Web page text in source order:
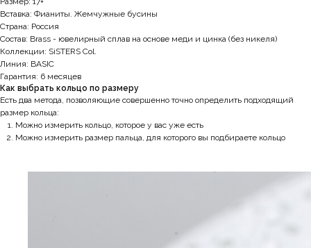
Вставка: Фианиты. Жемчужные бусины
Страна: Россия
Состав: Brass - ювелирный сплав на основе меди и цинка (без никеля)
Коллекции: SiSTERS Col.
Линия: BASIC
Гарантия: 6 месяцев
Как выбрать кольцо по размеру
Есть два метода, позволяющие совершенно точно определить подходящий
размер кольца:
Можно измерить кольцо, которое у вас уже есть
Можно измерить размер пальца, для которого вы подбираете кольцо